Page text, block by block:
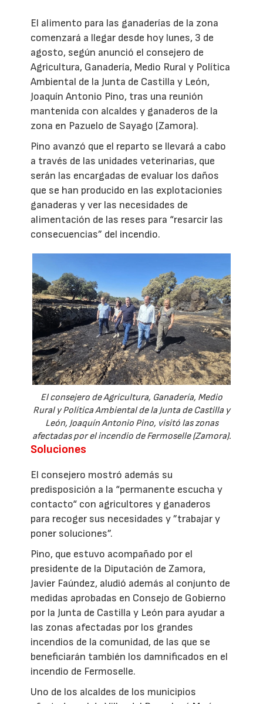
El alimento para las ganaderías de la zona
comenzará a llegar desde hoy lunes, 3 de
agosto, según anunció el consejero de
Agricultura, Ganadería, Medio Rural y Política
Ambiental de la Junta de Castilla y León,
Joaquín Antonio Pino, tras una reunión
mantenida con alcaldes y ganaderos de la
zona en Pazuelo de Sayago (Zamora).
Pino avanzó que el reparto se llevará a cabo
a través de las unidades veterinarias, que
serán las encargadas de evaluar los daños
que se han producido en las explotacionies
ganaderas y ver las necesidades de
alimentación de las reses para “resarcir las
consecuencias” del incendio.
El consejero de Agricultura, Ganadería, Medio
Rural y Política Ambiental de la Junta de Castilla y
León, Joaquín Antonio Pino, visitó las zonas
afectadas por el incendio de Fermoselle (Zamora).
Soluciones
El consejero mostró además su
predisposición a la “permanente escucha y
contacto“ con agricultores y ganaderos
para recoger sus necesidades y ”trabajar y
poner soluciones”.
Pino, que estuvo acompañado por el
presidente de la Diputación de Zamora,
Javier Faúndez, aludió además al conjunto de
medidas aprobadas en Consejo de Gobierno
por la Junta de Castilla y León para ayudar a
las zonas afectadas por los grandes
incendios de la comunidad, de las que se
beneficiarán también los damnificados en el
incendio de Fermoselle.
Uno de los alcaldes de los municipios